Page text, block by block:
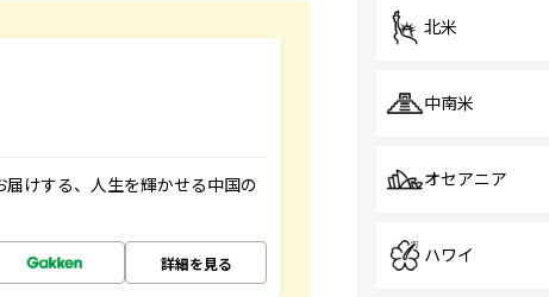
けする、人生を輝かせる中国の
詳細を見る
北米
中南米
オセアニア
ハワイ